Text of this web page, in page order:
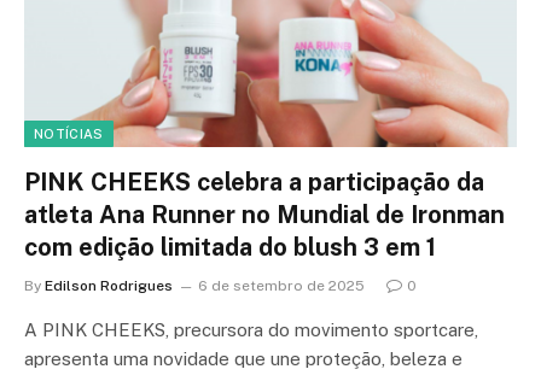
NOTÍCIAS
PINK CHEEKS celebra a participação da
atleta Ana Runner no Mundial de Ironman
com edição limitada do blush 3 em 1
By Edilson Rodrigues 6 de setembro de 2025 0
A PINK CHEEKS, precursora do movimento sportcare,
apresenta uma novidade que une proteção, beleza e